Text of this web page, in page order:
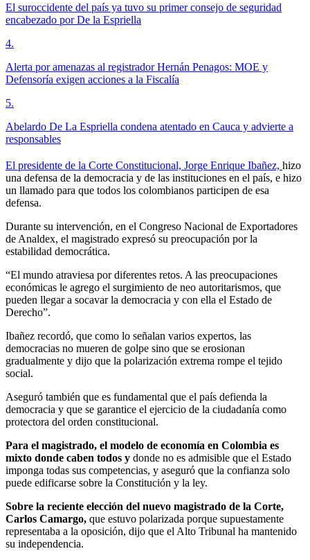
El suroccidente del país ya tuvo su primer consejo de seguridad
encabezado por De la Espriella
4.
Alerta por amenazas al registrador Hernán Penagos: MOE y
Defensoría exigen acciones a la Fiscalía
5.
Abelardo De La Espriella condena atentado en Cauca y advierte a
responsables
El presidente de la Corte Constitucional, Jorge Enrique Ibañez, hizo
una defensa de la democracia y de las instituciones en el país, e hizo
un llamado para que todos los colombianos participen de esa
defensa.
Durante su intervención, en el Congreso Nacional de Exportadores
de Analdex, el magistrado expresó su preocupación por la
estabilidad democrática.
“El mundo atraviesa por diferentes retos. A las preocupaciones
económicas le agrego el surgimiento de neo autoritarismos, que
pueden llegar a socavar la democracia y con ella el Estado de
Derecho”.
Ibañez recordó, que como lo señalan varios expertos, las
democracias no mueren de golpe sino que se erosionan
gradualmente y dijo que la polarización extrema rompe el tejido
social.
Aseguró también que es fundamental que el país defienda la
democracia y que se garantice el ejercicio de la ciudadanía como
protectora del orden constitucional.
Para el magistrado, el modelo de economía en Colombia es
mixto donde caben todos y donde no es admisible que el Estado
imponga todas sus competencias, y aseguró que la confianza solo
puede edificarse sobre la Constitución y la ley.
Sobre la reciente elección del nuevo magistrado de la Corte,
Carlos Camargo, que estuvo polarizada porque supuestamente
representaba a la oposición, dijo que el Alto Tribunal ha mantenido
su independencia.